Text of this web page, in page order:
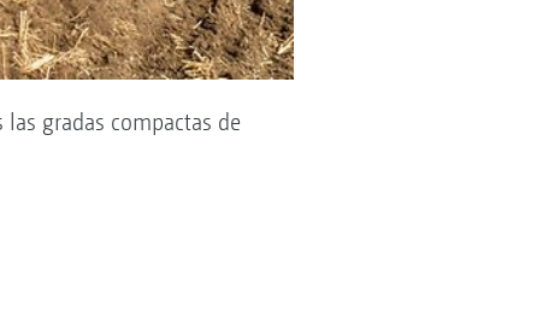
gradas compactas de